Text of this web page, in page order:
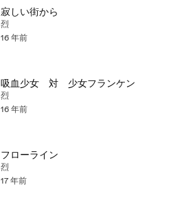
寂しい街から
烈
16 年前
吸血少女 対 少女フランケン
烈
16 年前
フローライン
烈
17 年前